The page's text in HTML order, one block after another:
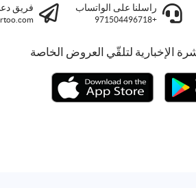
راسلنا على الواتساب
+971504496718
فريق
الإخبارية لتلقّي العروض الخاصة